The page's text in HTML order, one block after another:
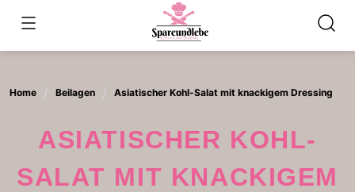
content
Home Beilagen Asiatischer Kohl-Salat mit knackigem Dressing
ASIATISCHER KOHL-
SALAT MIT KNACKIGEM